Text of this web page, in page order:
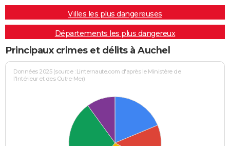
Villes les plus dangereuses
Départements les plus dangereux
Principaux crimes et délits à Auchel
Données 2025 (source : Linternaute.com d'après le Ministère de
l'Intérieur et des Outre-Mer)